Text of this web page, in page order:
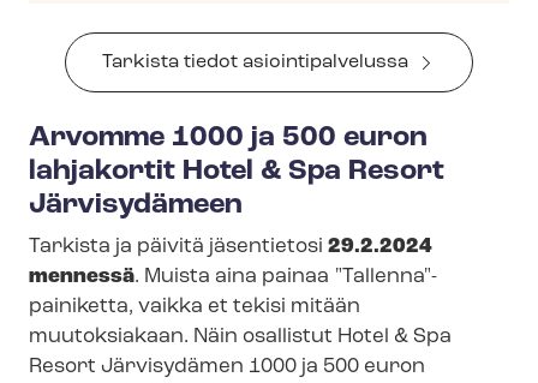
Tarkista tiedot asioin­ti­pal­ve­lus­sa
Arvomme 1000 ja 500 euron
lahjakortit Hotel & Spa Resort
Järvisydämeen
Tarkista ja päivitä jäsentietosi 29.2.2024
mennessä. Muista aina painaa "Tallenna"-
painiketta, vaikka et tekisi mitään
muutoksiakaan. Näin osallistut Hotel & Spa
Resort Järvisydämen 1000 ja 500 euron